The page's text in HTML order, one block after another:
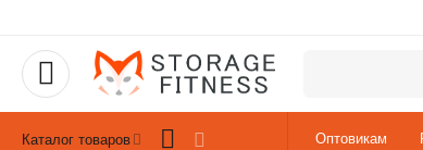
Каталог товаров Оптовикам